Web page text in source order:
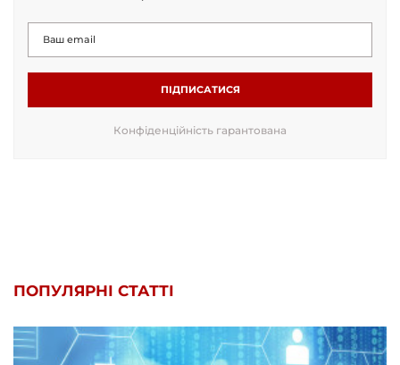
ПІДПИСАТИСЯ
Конфіденційність гарантована
ПОПУЛЯРНІ СТАТТІ